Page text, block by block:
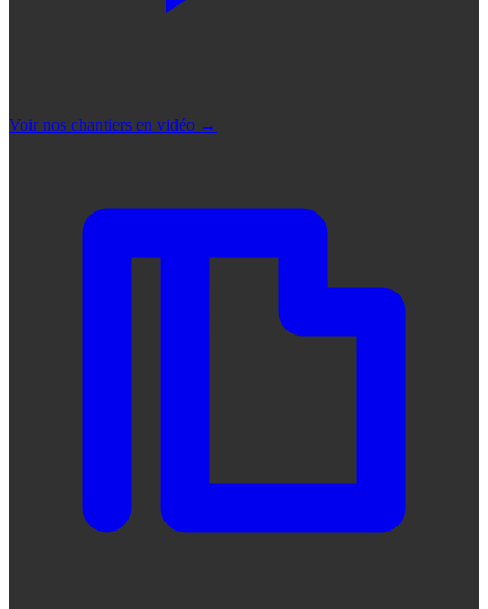
Voir nos chantiers en vidéo →